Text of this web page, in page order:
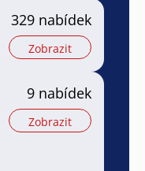
329 nabídek
Zobrazit
9 nabídek
Zobrazit